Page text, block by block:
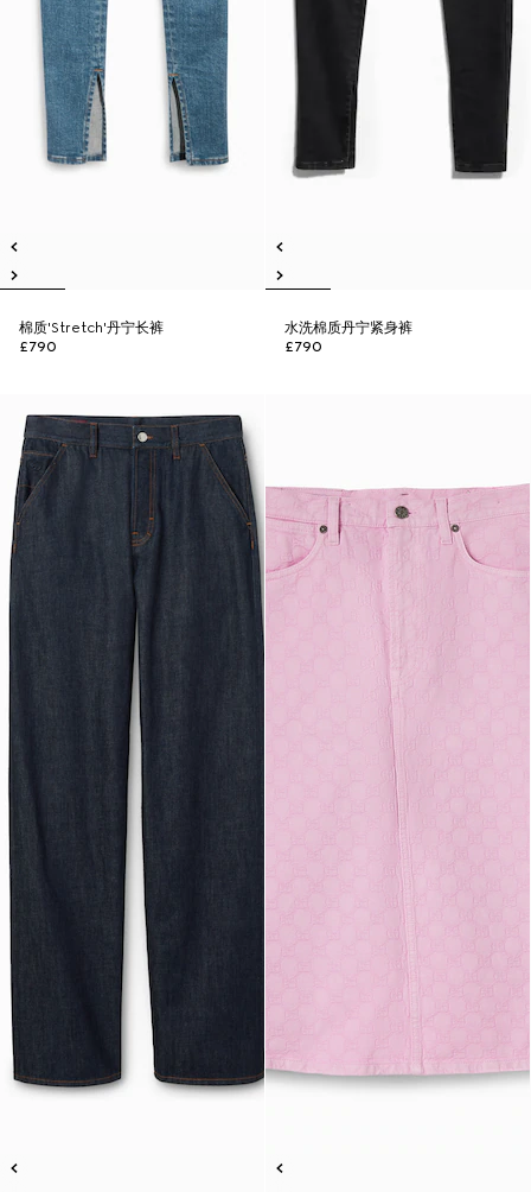
棉质'Stretch'丹宁长裤
£790
水洗棉质丹宁紧身裤
£790